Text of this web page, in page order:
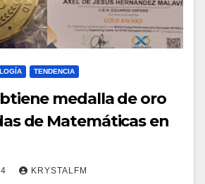
TENDENCIA
medalla de oro
de Matemáticas en
KRYSTALFM